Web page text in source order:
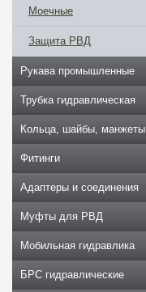
Моечные
Защита РВД
Рукава промышленные
Трубка гидравлическая
Кольца, шайбы, манжеты
Фитинги
Адаптеры и соединения
Муфты для РВД
Мобильная гидравлика
БРС гидравлические